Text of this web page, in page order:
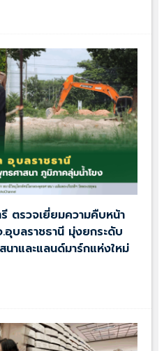
ตรวจเยี่ยมความคืบหน้า
บลราชธานี มุ่งยกระดับ
าและแลนด์มาร์กแห่งใหม่